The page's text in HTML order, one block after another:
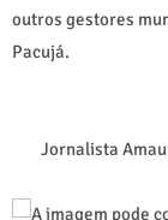
outros gestores
Pacujá.
Jornalista